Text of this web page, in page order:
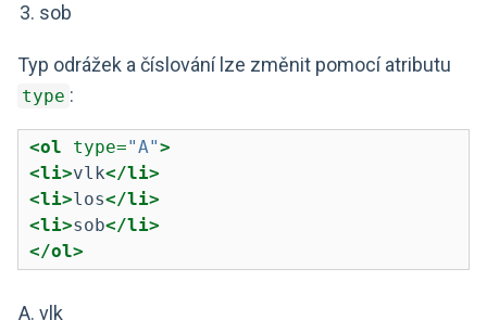
sob
Typ odrážek a číslování lze změnit pomocí atributu
type :
<ol type="A">
<li>vlk</li>
<li>los</li>
<li>sob</li>
</ol>
vlk